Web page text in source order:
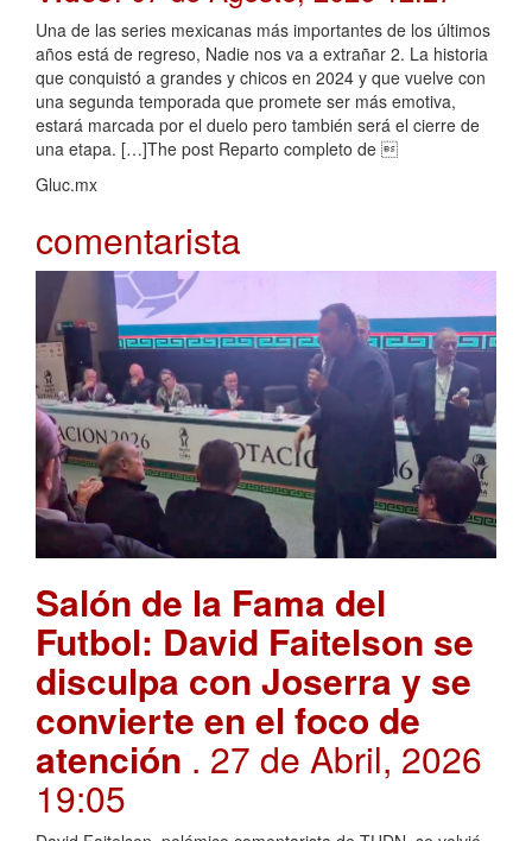
Una de las series mexicanas más importantes de los últimos
años está de regreso, Nadie nos va a extrañar 2. La historia
que conquistó a grandes y chicos en 2024 y que vuelve con
una segunda temporada que promete ser más emotiva,
estará marcada por el duelo pero también será el cierre de
una etapa. […]The post Reparto completo de 
Gluc.mx
comentarista
Salón de la Fama del
Futbol: David Faitelson se
disculpa con Joserra y se
convierte en el foco de
atención . 27 de Abril, 2026
19:05